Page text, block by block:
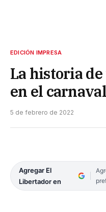
EDICIÓN IMPRESA
La historia
en el
5 de febrero de 2022
Agregar El
Libertador en